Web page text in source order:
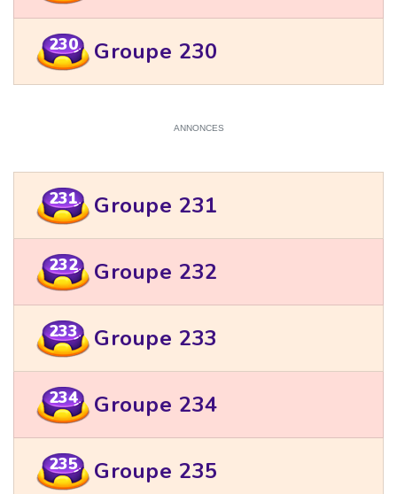
230 Groupe 230
ANNONCES
231 Groupe 231
232 Groupe 232
233 Groupe 233
234 Groupe 234
235 Groupe 235